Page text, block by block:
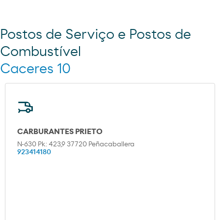
Postos de Serviço e Postos de
Combustível
Caceres 10
CARBURANTES PRIETO
N-630 Pk: 423,9 37720 Peñacaballera
923414180